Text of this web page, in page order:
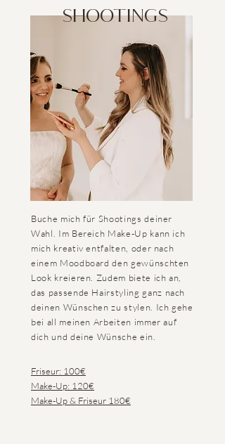
SHOOTINGS
Buche mich für Shootings deiner
Wahl. Im Bereich Make-Up kann ich
mich kreativ entfalten, oder nach
einem Moodboard den gewünschten
Look kreieren. Zudem biete ich an,
das passende Hairstyling ganz nach
deinen Wünschen zu stylen. Ich gehe
bei all meinen Arbeiten immer auf
dich und deine Wünsche ein.
Friseur: 100€
Make-Up: 120€
Make-Up & Friseur 180€